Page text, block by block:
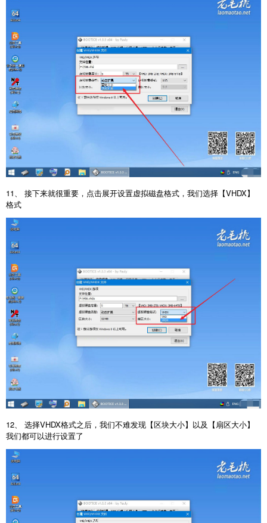
11、 接下来就很重要，点击展开设置虚拟磁盘格式，我们选择【VHDX】
格式
12、 选择VHDX格式之后，我们不难发现【区块大小】以及【扇区大小】
我们都可以进行设置了